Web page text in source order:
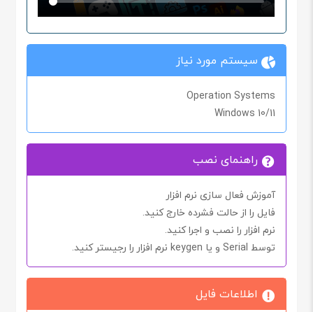
سیستم مورد نیاز
Operation Systems
Windows 10/11
راهنمای نصب
آموزش فعال سازی نرم افزار
فایل را از حالت فشرده خارج کنید.
نرم افزار را نصب و اجرا کنید.
توسط Serial و یا keygen نرم افزار را رجیستر کنید.
اطلاعات فایل